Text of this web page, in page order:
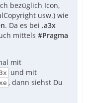
bezüglich Icon,
usw.) wie
. Da es bei .a3x
mittels #Pragma
mit
und mit
, dann siehst Du